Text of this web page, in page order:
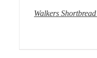
Walkers